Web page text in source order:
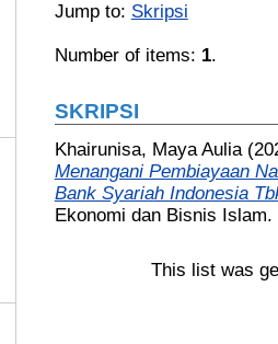
Jump to: Skripsi
Number of items: 1.
SKRIPSI
Khairunisa, Maya Aulia
Menangani Pembiayaan
Bank Syariah Indonesia
Ekonomi dan Bisnis Islam.
This list was